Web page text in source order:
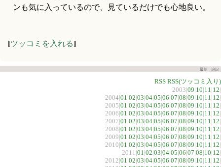
ンも気に入っているので、見ているだけでも心地良い。
[ツッコミを入れる]
最新 追記
RSS RSS(ツッコミ入り)
2003|09|10|11 |12|
2004|01 |02|03|04|05|06|07|08|09|10|11 |12|
2005|01 |02|03|04|05|06|07|08|09|10|11 |12|
2006|01 |02|03|04|05|06|07|08|09|10|11 |12|
2007|01 |02|03|04|05|06|07|08|09|10|11 |12|
2008|01 |02|03|04|05|06|07|08|09|10|11 |12|
2009|01 |02|03|04|05|06|07|08|09|10|11 |12|
2010|01 |02|03|04|05|06|07|08|09|10|11 |12|
2011|01 |02|03|04|05|06|07|08|10|12|
2012|01 |02|03|04|05|06|07|08|09|10|11 |12|